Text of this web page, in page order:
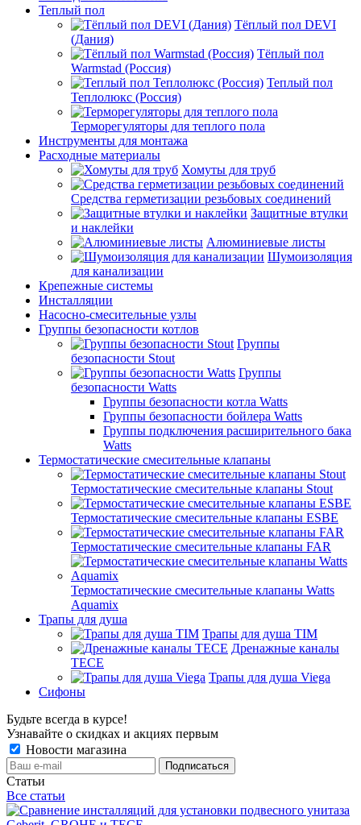
Теплый пол
Тёплый пол DEVI
(Дания)
Тёплый пол
Warmstad (Россия)
Теплый пол
Теплолюкс (Россия)
Терморегуляторы для теплого пола
Инструменты для монтажа
Расходные материалы
Хомуты для труб
Средства герметизации резьбовых соединений
Защитные втулки
и наклейки
Алюминиевые листы
Шумоизоляция
для канализации
Крепежные системы
Инсталляции
Насосно-смесительные узлы
Группы безопасности котлов
Группы
безопасности Stout
Группы
безопасности Watts
Группы безопасности котла Watts
Группы безопасности бойлера Watts
Группы подключения расширительного бака
Watts
Термостатические смесительные клапаны
Термостатические смесительные клапаны Stout
Термостатические смесительные клапаны ESBE
Термостатические смесительные клапаны FAR
Термостатические смесительные клапаны Watts
Aquamix
Трапы для душа
Трапы для душа TIM
Дренажные каналы
TECE
Трапы для душа Viega
Сифоны
Будьте всегда в курсе!
Узнавайте о скидках и акциях первым
Новости магазина
Статьи
Все статьи